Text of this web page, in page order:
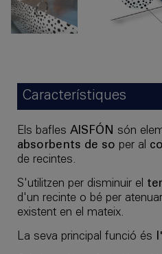
Característiques
Els bafles AISFÓN són
absorbents de so per al
de recintes.
S'utilitzen per disminuir el
d'un recinte o bé per
existent en el mateix.
La seva principal funció és